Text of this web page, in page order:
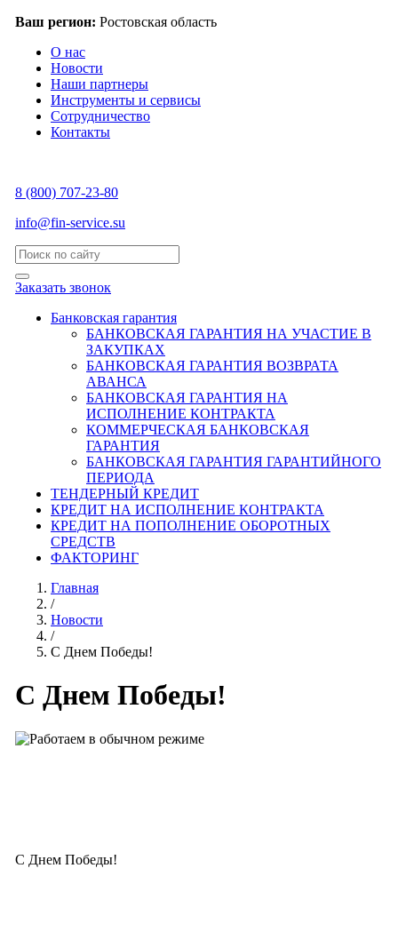
Ваш регион: Ростовская область
О нас
Новости
Наши партнеры
Инструменты и сервисы
Сотрудничество
Контакты
8 (800) 707-23-80
info@fin-service.su
Заказать звонок
Банковская гарантия
БАНКОВСКАЯ ГАРАНТИЯ НА УЧАСТИЕ В
ЗАКУПКАХ
БАНКОВСКАЯ ГАРАНТИЯ ВОЗВРАТА
АВАНСА
БАНКОВСКАЯ ГАРАНТИЯ НА
ИСПОЛНЕНИЕ КОНТРАКТА
КОММЕРЧЕСКАЯ БАНКОВСКАЯ
ГАРАНТИЯ
БАНКОВСКАЯ ГАРАНТИЯ ГАРАНТИЙНОГО
ПЕРИОДА
ТЕНДЕРНЫЙ КРЕДИТ
КРЕДИТ НА ИСПОЛНЕНИЕ КОНТРАКТА
КРЕДИТ НА ПОПОЛНЕНИЕ ОБОРОТНЫХ
СРЕДСТВ
ФАКТОРИНГ
Главная
/
Новости
/
С Днем Победы!
С Днем Победы!
С Днем Победы!